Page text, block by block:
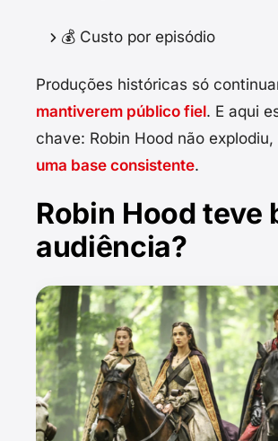
💰 Custo por episódio
Produções históricas só
mantiverem público fiel. E aqui
chave: Robin Hood não explodiu,
uma base consistente.
Robin Hood teve
audiência?